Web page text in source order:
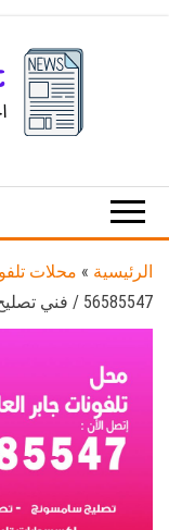
الرئيسية » محلات
56585547 / فني تصليح تلفون ايفون سامسونج خدمة منازل